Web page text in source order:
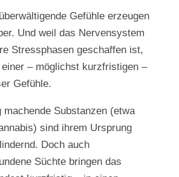
Gefühle erzeugen
Und weil das Nervensystem
Stressphasen geschaffen ist,
– möglichst kurzfristigen –
Gefühle.
machende Substanzen (etwa
sind ihrem Ursprung
Doch auch
Süchte bringen das